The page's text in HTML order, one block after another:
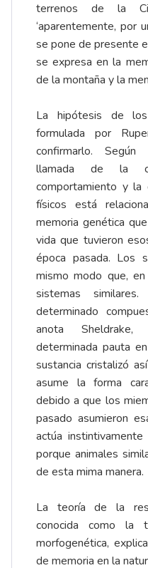
terrenos de la
‘aparentemente, por
se pone de presente
se expresa en la
de la montaña y la
La hipótesis de los
formulada por
confirmarlo.
llamada de la
comportamiento y la
físicos está
memoria genética
vida que tuvieron
época pasada. Los
mismo modo que,
sistemas
determinado
anota
determinada pauta
sustancia cristalizó
asume la forma
debido a que los
pasado asumieron
actúa
porque animales
de esta mima manera.
La teoría de la
conocida como
morfogenética,
de memoria en la